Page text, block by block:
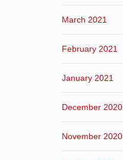
March 2021
February 2021
January 2021
December 2020
November 2020